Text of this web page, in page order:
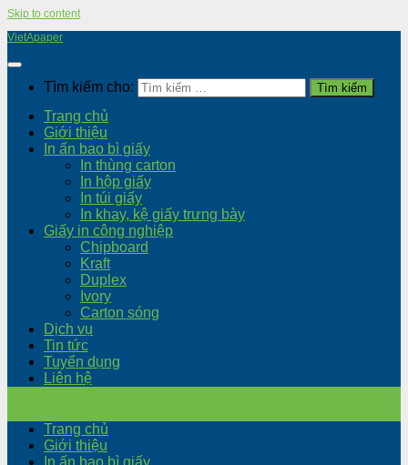
Skip to content
VietApaper
Tìm kiếm cho:
Trang chủ
Giới thiệu
In ấn bao bì giấy
In thùng carton
In hộp giấy
In túi giấy
In khay, kệ giấy trưng bày
Giấy in công nghiệp
Chipboard
Kraft
Duplex
Ivory
Carton sóng
Dịch vụ
Tin tức
Tuyển dụng
Liên hệ
Trang chủ
Giới thiệu
In ấn bao bì giấy